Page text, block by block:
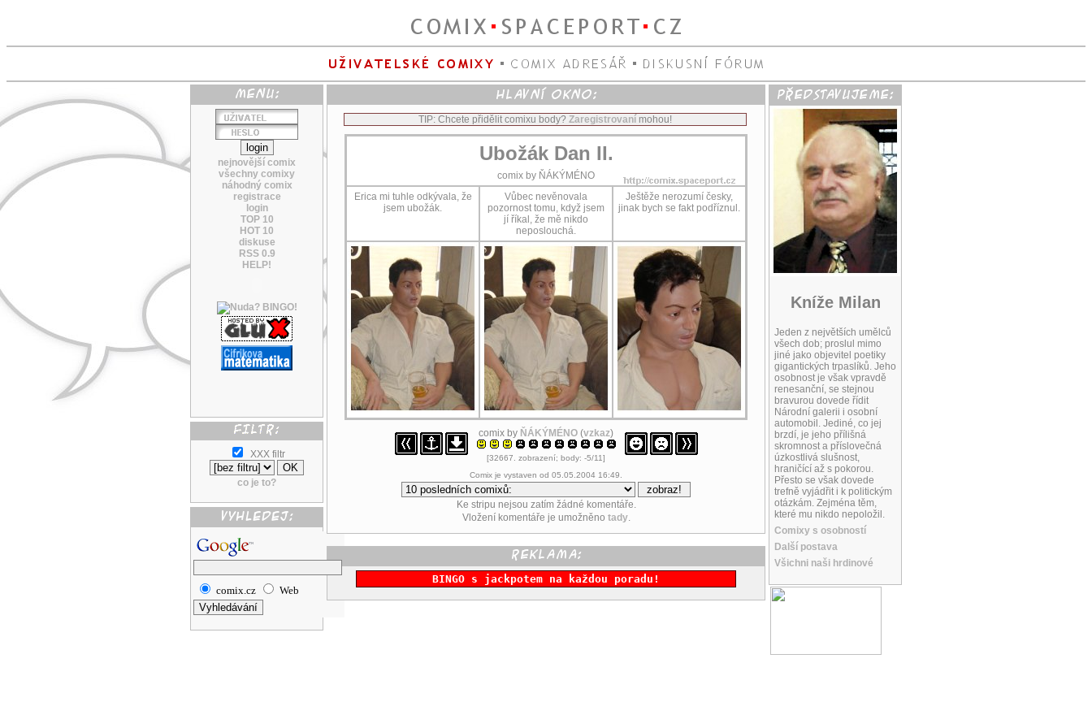
nejnovější comix
všechny comixy
náhodný comix
registrace
login
TOP 10
HOT 10
diskuse
RSS 0.9
HELP!
XXX filtr
co je to?
comix.cz Web
TIP: Chcete přidělit comixu body? Zaregistrovaní mohou!
Ubožák Dan II.
comix by ŇÁKÝMÉNO
Erica mi tuhle odkývala, že
jsem ubožák.
Vůbec nevěnovala
pozornost tomu, když jsem
jí říkal, že mě nikdo
neposlouchá.
Ještěže nerozumí česky,
jinak bych se fakt podříznul.
comix by ŇÁKÝMÉNO (vzkaz)
[32667. zobrazení; body: -5/11]
Comix je vystaven od 05.05.2004 16:49.
Ke stripu nejsou zatím žádné komentáře.
Vložení komentáře je umožněno tady.
BINGO s jackpotem na každou poradu!
Kníže Milan
Jeden z největších umělců
všech dob; proslul mimo
jiné jako objevitel poetiky
gigantických trpaslíků. Jeho
osobnost je však vpravdě
renesanční, se stejnou
bravurou dovede řídit
Národní galerii i osobní
automobil. Jediné, co jej
brzdí, je jeho přílišná
skromnost a příslovečná
úzkostlivá slušnost,
hraničící až s pokorou.
Přesto se však dovede
trefně vyjádřit i k politickým
otázkám. Zejména těm,
které mu nikdo nepoložil.
Comixy s osobností
Další postava
Všichni naši hrdinové